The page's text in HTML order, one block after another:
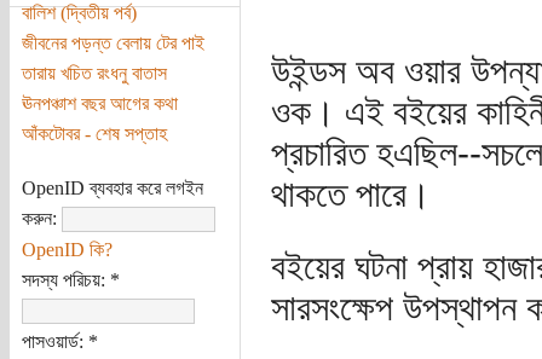
বালিশ (দ্বিতীয় পর্ব)
জীবনের পড়ন্ত বেলায় টের পাই
তারায় খচিত রংধনু বাতাস
ঊনপঞ্চাশ বছর আগের কথা
আঁকটোবর - শেষ সপ্তাহ
OpenID ব্যবহার করে লগইন
করুন:
OpenID কি?
সদস্য পরিচয়: *
পাসওয়ার্ড: *
উইন্ডস অব ওয়ার
ওক। এই বইয়ের
প্রচারিত হএছিল--
থাকতে পারে।
বইয়ের ঘটনা প্রায়
সারসংক্ষেপ উপস্থাপন